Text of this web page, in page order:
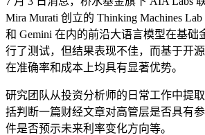
Mira Murati 创立的 Thinking Machines
和 Gemini 在内的前沿大语言模型在基础
行了测试，但结果表现不佳，而基于开
在准确率和成本上均具有显著优势。
研究团队从投资分析师的日常工作中提
括判断一篇财经文章对高管层是否具有
件是否预示未来利率变化方向等。